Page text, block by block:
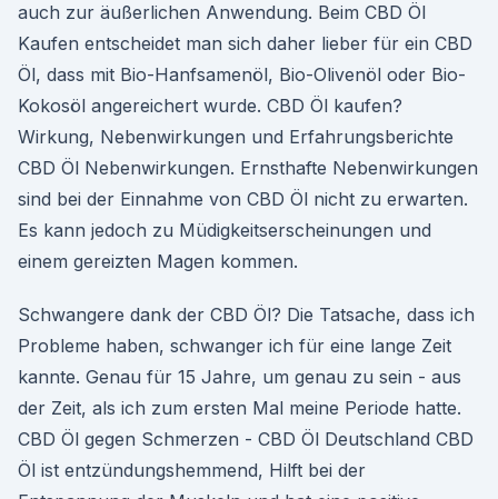
auch zur äußerlichen Anwendung. Beim CBD Öl
Kaufen entscheidet man sich daher lieber für ein CBD
Öl, dass mit Bio-Hanfsamenöl, Bio-Olivenöl oder Bio-
Kokosöl angereichert wurde. CBD Öl kaufen?
Wirkung, Nebenwirkungen und Erfahrungsberichte
CBD Öl Nebenwirkungen. Ernsthafte Nebenwirkungen
sind bei der Einnahme von CBD Öl nicht zu erwarten.
Es kann jedoch zu Müdigkeitserscheinungen und
einem gereizten Magen kommen.
Schwangere dank der CBD Öl? Die Tatsache, dass ich
Probleme haben, schwanger ich für eine lange Zeit
kannte. Genau für 15 Jahre, um genau zu sein - aus
der Zeit, als ich zum ersten Mal meine Periode hatte.
CBD Öl gegen Schmerzen - CBD Öl Deutschland CBD
Öl ist entzündungshemmend, Hilft bei der